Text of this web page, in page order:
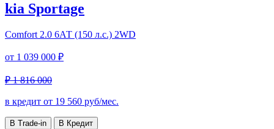
kia Sportage
Comfort 2.0 6АТ (150 л.с.) 2WD
от 1 039 000 ₽
₽ 1 816 000
в кредит от 19 560 руб/мес.
В Trade-in В Кредит